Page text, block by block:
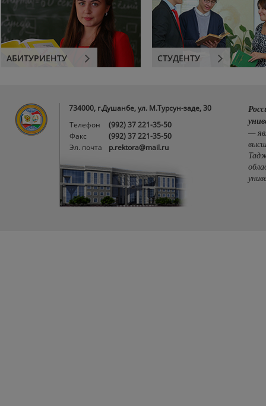
АБИТУРИЕНТУ СТУДЕНТУ
734000, г.Душанбе, ул. М.Турсун-заде, 30
Телефон
(992) 37 221-35-50
Факс
(992) 37 221-35-50
Эл. почта
p.rektora@mail.ru
—